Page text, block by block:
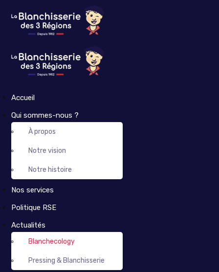
Accueil
Qui sommes-nous ?
À propos
Notre vision
Notre histoire
Nos services
Politique RSE
Actualités
Blanchecology
Pressing & Blanchisserie